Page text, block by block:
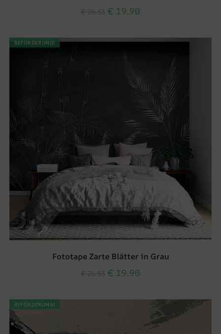
€ 19.90
BEFÖRDERUNG!
Fototape Zarte Blätter in Grau
€ 19.90
BEFÖRDERUNG!